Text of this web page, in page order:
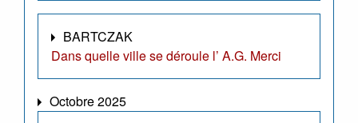
BARTCZAK
Dans quelle ville se déroule l’ A.G. Merci
Octobre 2025